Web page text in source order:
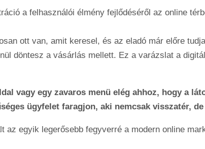
ott van, amit keresel, és az eladó már előre
döntesz a vásárlás mellett. Ez a varázslat a
vagy egy zavaros menü elég ahhoz, hogy a
ügyfelet faragjon, aki nemcsak visszatér,
egyik legerősebb fegyverré a modern online